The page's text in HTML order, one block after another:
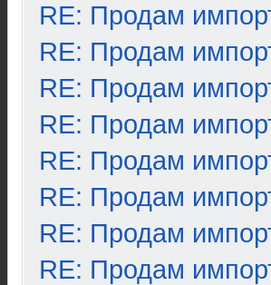
RE: Продам
RE: Продам
RE: Продам
RE: Продам
RE: Продам
RE: Продам
RE: Продам
RE: Продам